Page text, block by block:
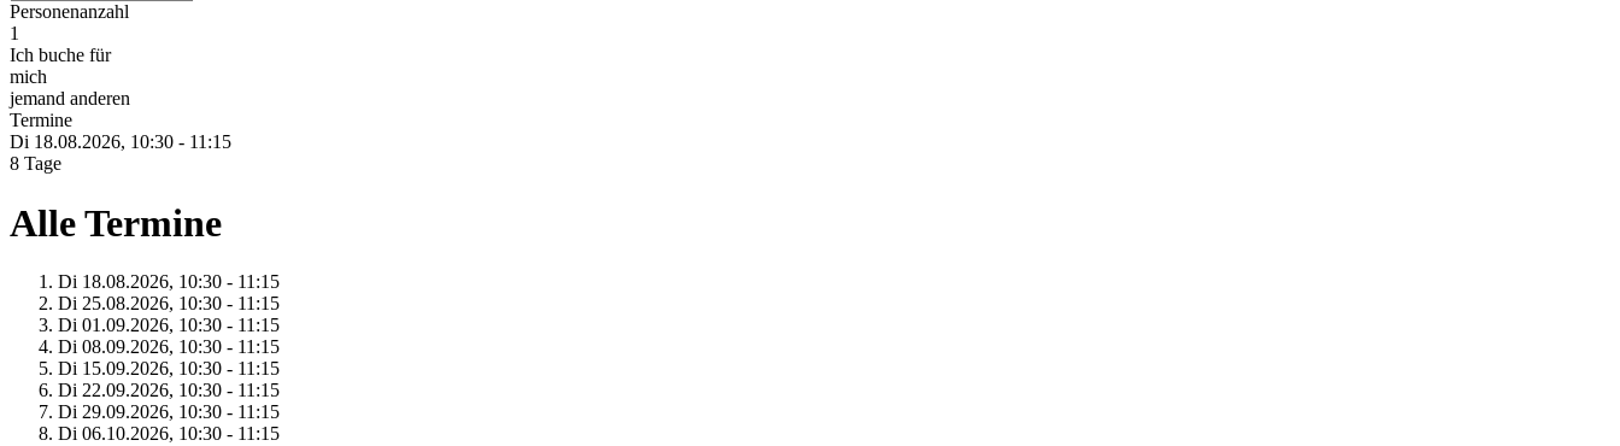
Personenanzahl
1
Ich buche für
mich
jemand anderen
Termine
Di 18.08.2026, 10:30 - 11:15
8 Tage
Alle Termine
Di 18.08.2026, 10:30 - 11:15
Di 25.08.2026, 10:30 - 11:15
Di 01.09.2026, 10:30 - 11:15
Di 08.09.2026, 10:30 - 11:15
Di 15.09.2026, 10:30 - 11:15
Di 22.09.2026, 10:30 - 11:15
Di 29.09.2026, 10:30 - 11:15
Di 06.10.2026, 10:30 - 11:15